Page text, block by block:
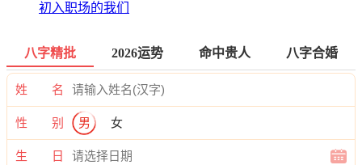
初入职场的我们
八字精批 2026运势 命中贵人 八字合婚
姓 名
性 别 男 女
生 日